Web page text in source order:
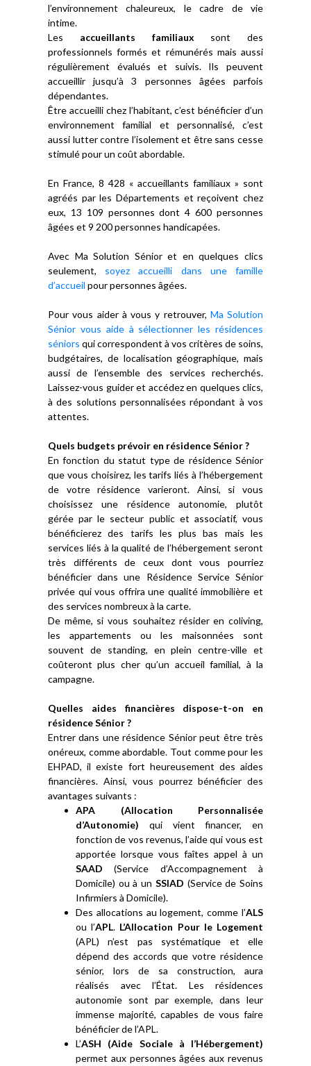
l’environnement chaleureux, le cadre de vie
intime.
Les accueillants familiaux sont des
professionnels formés et rémunérés mais aussi
régulièrement évalués et suivis. Ils peuvent
accueillir jusqu’à 3 personnes âgées parfois
dépendantes.
Être accueilli chez l’habitant, c’est bénéficier d’un
environnement familial et personnalisé, c’est
aussi lutter contre l’isolement et être sans cesse
stimulé pour un coût abordable.
En France, 8 428 « accueillants familiaux » sont
agréés par les Départements et reçoivent chez
eux, 13 109 personnes dont 4 600 personnes
âgées et 9 200 personnes handicapées.
Avec Ma Solution Sénior et en quelques clics
seulement, soyez accueilli dans une famille
d’accueil pour personnes âgées.
Pour vous aider à vous y retrouver, Ma Solution
Sénior vous aide à sélectionner les résidences
séniors qui correspondent à vos critères de soins,
budgétaires, de localisation géographique, mais
aussi de l’ensemble des services recherchés.
Laissez-vous guider et accédez en quelques clics,
à des solutions personnalisées répondant à vos
attentes.
Quels budgets prévoir en résidence Sénior ?
En fonction du statut type de résidence Sénior
que vous choisirez, les tarifs liés à l’hébergement
de votre résidence varieront. Ainsi, si vous
choisissez une résidence autonomie, plutôt
gérée par le secteur public et associatif, vous
bénéficierez des tarifs les plus bas mais les
services liés à la qualité de l’hébergement seront
très différents de ceux dont vous pourriez
bénéficier dans une Résidence Service Sénior
privée qui vous offrira une qualité immobilière et
des services nombreux à la carte.
De même, si vous souhaitez résider en coliving,
les appartements ou les maisonnées sont
souvent de standing, en plein centre-ville et
coûteront plus cher qu’un accueil familial, à la
campagne.
Quelles aides financières dispose-t-on en
résidence Sénior ?
Entrer dans une résidence Sénior peut être très
onéreux, comme abordable. Tout comme pour les
EHPAD, il existe fort heureusement des aides
financières. Ainsi, vous pourrez bénéficier des
avantages suivants :
APA (Allocation Personnalisée
d’Autonomie) qui vient financer, en
fonction de vos revenus, l’aide qui vous est
apportée lorsque vous faîtes appel à un
SAAD (Service d’Accompagnement à
Domicile) ou à un SSIAD (Service de Soins
Infirmiers à Domicile).
Des allocations au logement, comme l’ALS
ou l’APL. L’Allocation Pour le Logement
(APL) n’est pas systématique et elle
dépend des accords que votre résidence
sénior, lors de sa construction, aura
réalisés avec l’État. Les résidences
autonomie sont par exemple, dans leur
immense majorité, capables de vous faire
bénéficier de l’APL.
L’ASH (Aide Sociale à l’Hébergement)
permet aux personnes âgées aux revenus